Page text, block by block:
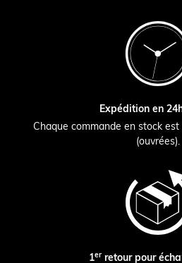
Expédition en
Chaque commande en stock
(ouvrées).
1erretour pour